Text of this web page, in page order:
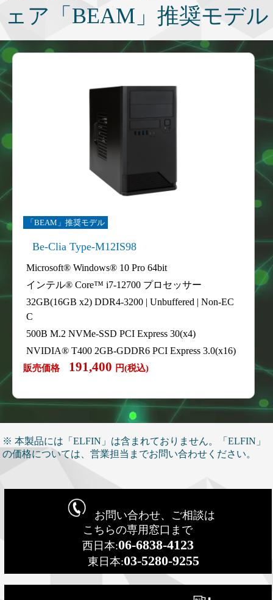
ェア「BEAM」推奨モデル
「BEAM」推奨モデル
Be-Clia Type-M12IS98
Microsoft® Windows® 10 Pro 64bit
インテル® Core™ i7-12700 プロセッサー
32GB(16GB x2) DDR4-3200 | Unbuffered | Non-EC
C
500B M.2 NVMe-SSD PCI Express 30(x4)
NVIDIA® T400 2GB-GDDR6 PCI Express 3.0(x16)
販売価格 191,400 円(税込)
※ 本製品には「ELFIN」は含まれておりません。「ELFIN」
の価格については、営業担当までお問い合わせください。
お問い合わせ、ご相談は
こちらの専用窓口まで
西日本:06-6838-4123
東日本:03-5280-9255